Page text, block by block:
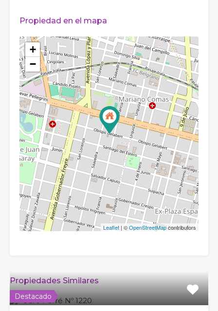
Propiedad en el mapa
+
−
Leaflet | ©OpenStreetMapcontributors
Propiedades Similares
Destacado